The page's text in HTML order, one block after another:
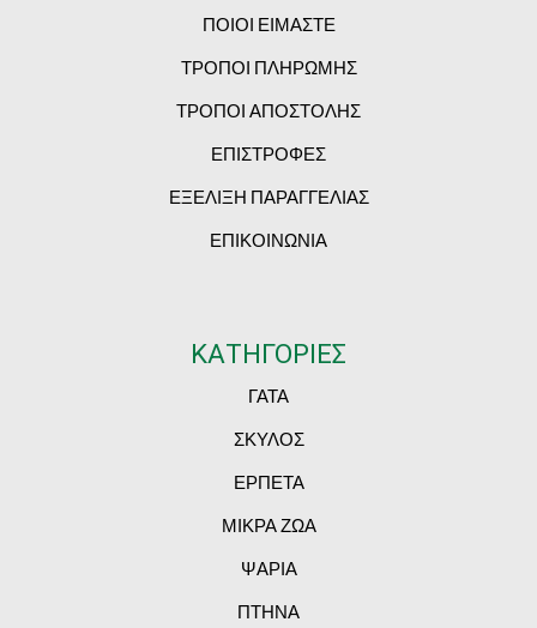
ΠΟΙΟΙ ΕΙΜΑΣΤΕ
ΤΡΟΠΟΙ ΠΛΗΡΩΜΗΣ
ΤΡΟΠΟΙ ΑΠΟΣΤΟΛΗΣ
ΕΠΙΣΤΡΟΦΕΣ
ΕΞΕΛΙΞΗ ΠΑΡΑΓΓΕΛΙΑΣ
ΕΠΙΚΟΙΝΩΝΙΑ
ΚΑΤΗΓΟΡΙΕΣ
ΓΑΤΑ
ΣΚΥΛΟΣ
ΕΡΠΕΤΑ
ΜΙΚΡΑ ΖΩΑ
ΨΑΡΙΑ
ΠΤΗΝΑ